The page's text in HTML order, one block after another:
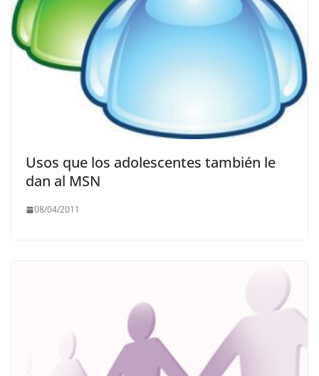
Usos que los adolescentes también le
dan al MSN
08/04/2011